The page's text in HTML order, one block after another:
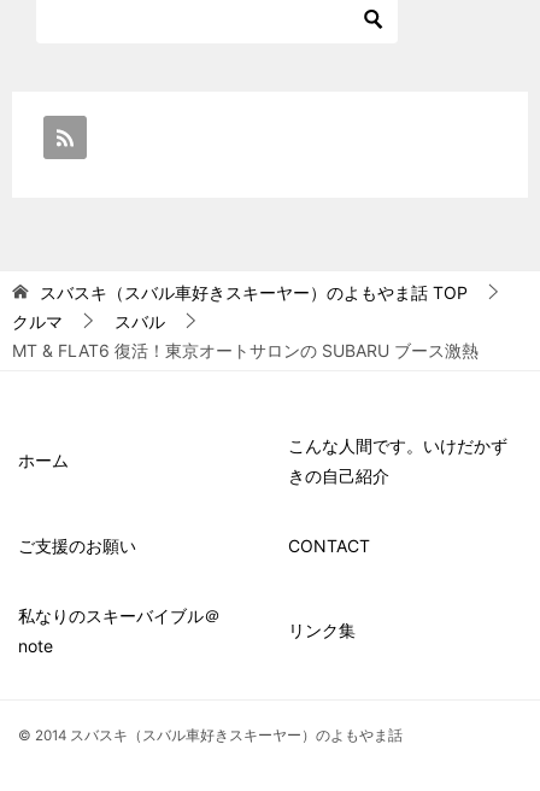
スバスキ（スバル車好きスキーヤー）のよもやま話 TOP
クルマ
スバル
MT & FLAT6 復活！東京オートサロンの SUBARU ブース激熱
ホーム
こんな人間です。いけだかず
きの自己紹介
ご支援のお願い CONTACT
私なりのスキーバイブル＠
note
リンク集
© 2014 スバスキ（スバル車好きスキーヤー）のよもやま話